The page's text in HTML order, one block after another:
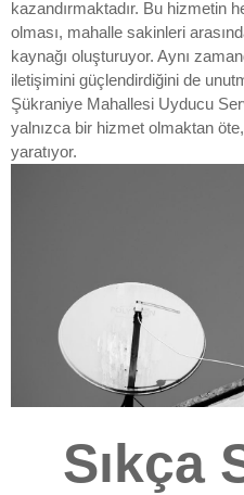
kazandırmaktadır. Bu hizmetin
olması, mahalle sakinleri
kaynağı oluşturuyor. Aynı
iletişimini güçlendirdiğini de
Şükraniye Mahallesi Uyducu
yalnızca bir hizmet olmaktan
yaratıyor.
Sıkça